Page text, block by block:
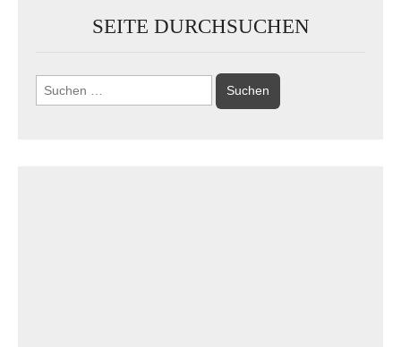
SEITE DURCHSUCHEN
Suchen
nach: